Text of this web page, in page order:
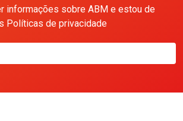
informações sobre ABM e estou de
Políticas de privacidade